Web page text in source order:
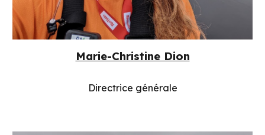
Marie-Christine Dion
Directrice générale